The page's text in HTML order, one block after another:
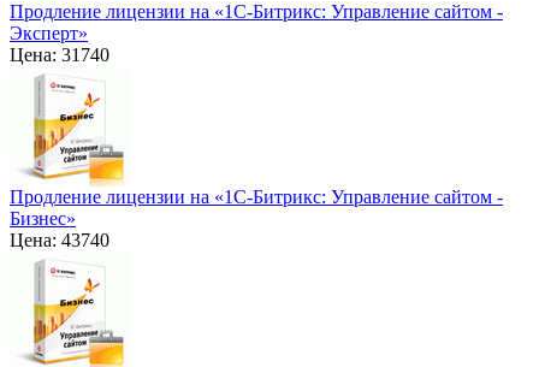
Продление лицензии на «1С-Битрикс: Управление сайтом -
Эксперт»
Цена: 31740
Продление лицензии на «1С-Битрикс: Управление сайтом -
Бизнес»
Цена: 43740